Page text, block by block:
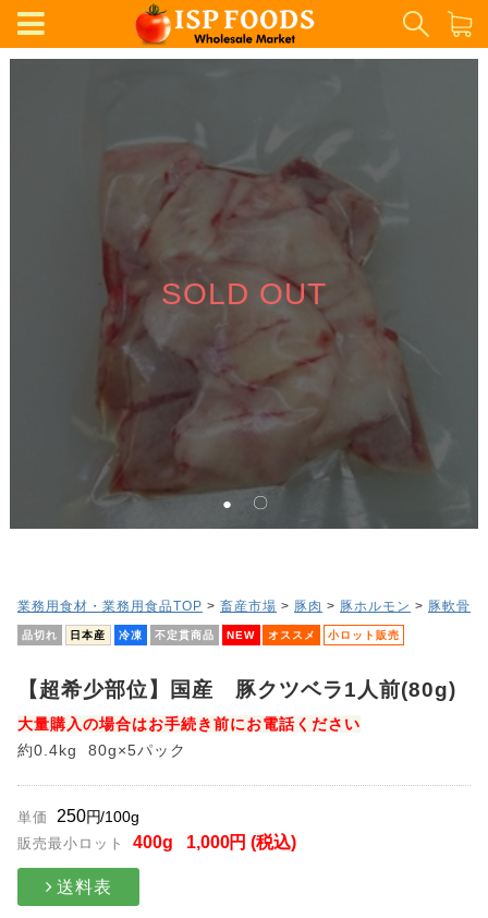
SOLD OUT
業務用食材・業務用食品TOP > 畜産市場 > 豚肉 > 豚ホルモン > 豚軟骨
品切れ 日本産 冷凍 不定貫商品 NEW オススメ 小ロット販売
【超希少部位】国産 豚クツベラ1人前(80g)
大量購入の場合はお手続き前にお電話ください
約0.4kg 80g×5パック
単価 250円/100g
販売最小ロット 400g 1,000円 (税込)
送料表